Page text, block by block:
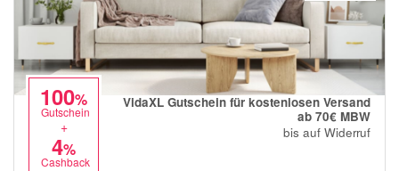
100%
Gutschein
+
4%
Cashback
VidaXL Gutschein für kostenlosen Versand
ab 70€ MBW
bis auf Widerruf